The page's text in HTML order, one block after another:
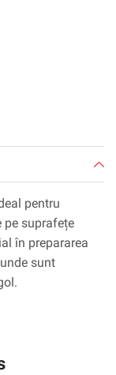
pentru
pe suprafețe
în prepararea
sunt